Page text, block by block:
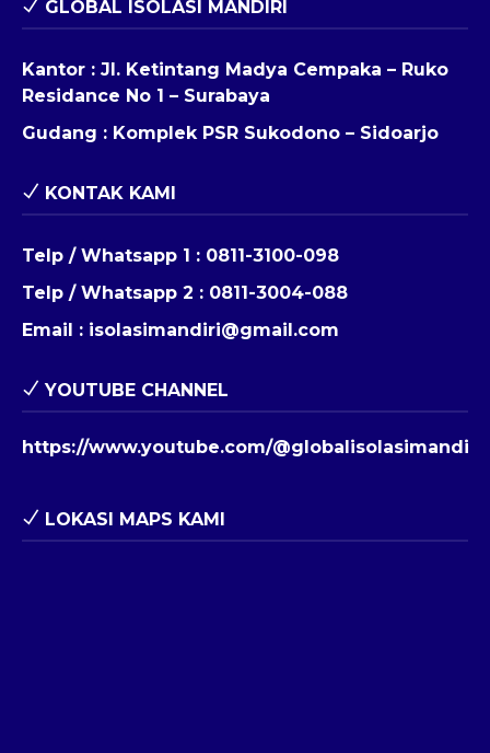
GLOBAL ISOLASI MANDIRI
Kantor : Jl. Ketintang Madya Cempaka – Ruko
Residance No 1 – Surabaya
Gudang : Komplek PSR Sukodono – Sidoarjo
KONTAK KAMI
Telp / Whatsapp 1 : 0811-3100-098
Telp / Whatsapp 2 : 0811-3004-088
Email : isolasimandiri@gmail.com
YOUTUBE CHANNEL
https://www.youtube.com/@globalisolasimandiri
LOKASI MAPS KAMI